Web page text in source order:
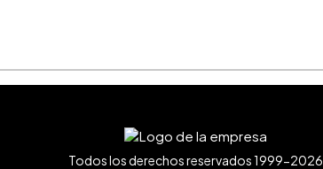
Todos los derechos reservados 1999-2026